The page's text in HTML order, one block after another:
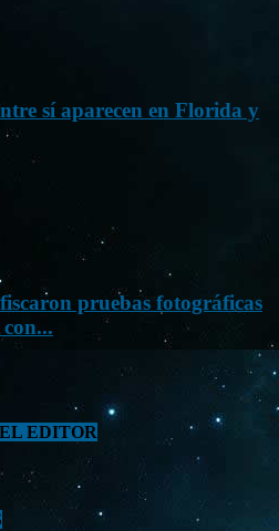
sí aparecen en Florida y
pruebas fotográficas
EDITOR